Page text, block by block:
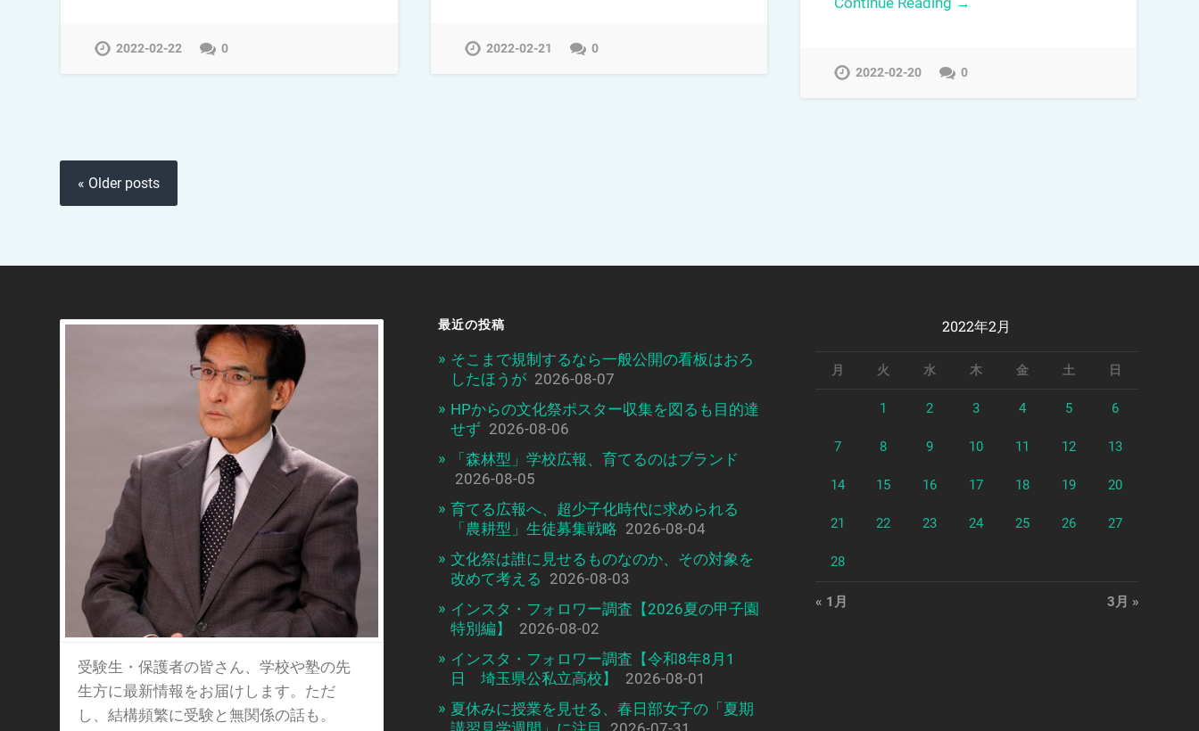
2022-02-22 0 2022-02-21 0
2022-02-20 0
« Older posts
受験生・保護者の皆さん、学校や塾の先
生方に最新情報をお届けします。ただ
し、結構頻繁に受験と無関係の話も。
最近の投稿
そこまで規制するなら一般公開の看板はおろ
したほうが 2026-08-07
HPからの文化祭ポスター収集を図るも目的達
せず 2026-08-06
「森林型」学校広報、育てるのはブランド
2026-08-05
育てる広報へ、超少子化時代に求められる
「農耕型」生徒募集戦略 2026-08-04
文化祭は誰に見せるものなのか、その対象を
改めて考える 2026-08-03
インスタ・フォロワー調査【2026夏の甲子園
特別編】
2026-08-02
インスタ・フォロワー調査【令和8年8月1
日 埼玉県公私立高校】
2026-08-01
夏休みに授業を見せる、春日部女子の「夏期
2022年2月
月 火 水 木 金 土 日
1 2 3 4 5 6
7 8 9 10 11 12 13
14 15 16 17 18 19 20
21 22 23 24 25 26 27
28
« 1月 3月 »